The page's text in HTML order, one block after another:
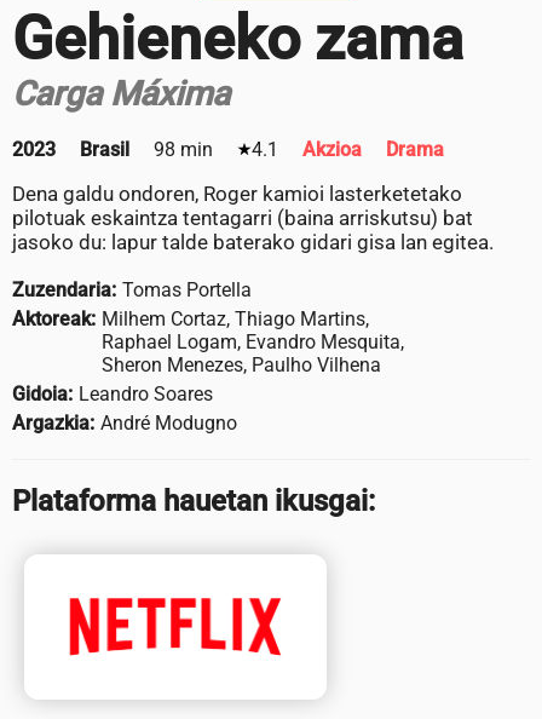
Gehieneko zama
Carga Máxima
2023 Brasil 98 min 4.1 Akzioa Drama
Dena galdu ondoren, Roger kamioi lasterketetako
pilotuak eskaintza tentagarri (baina arriskutsu) bat
jasoko du: lapur talde baterako gidari gisa lan egitea.
Zuzendaria: Tomas Portella
Aktoreak: Milhem Cortaz, Thiago Martins,
Raphael Logam, Evandro Mesquita,
Sheron Menezes, Paulho Vilhena
Gidoia: Leandro Soares
Argazkia: André Modugno
Plataforma hauetan ikusgai: